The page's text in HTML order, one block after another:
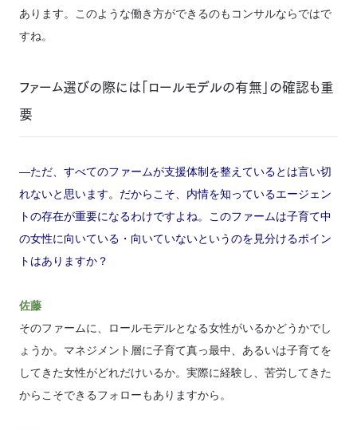
あります。このような働き方ができるのもコンサルならではで
すね。
ファーム選びの際には「ロールモデルの有無」の確認も重
要
―ただ、すべてのファームが支援体制を整えているとは言い切
れないと思います。だからこそ、内情を知っているエージェン
トの存在が重要になるわけですよね。このファームは子育て中
の女性に向いている・向いていないというのを見分けるポイン
トはありますか？
佐藤
そのファームに、ロールモデルとなる女性がいるかどうかでし
ょうか。マネジメント層に子育て真っ最中、あるいは子育てを
してきた女性がどれだけいるか。実際に経験し、苦労してきた
からこそできるフォローもありますから。